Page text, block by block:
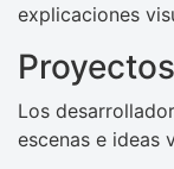
explicaciones
Los
escenas e ideas